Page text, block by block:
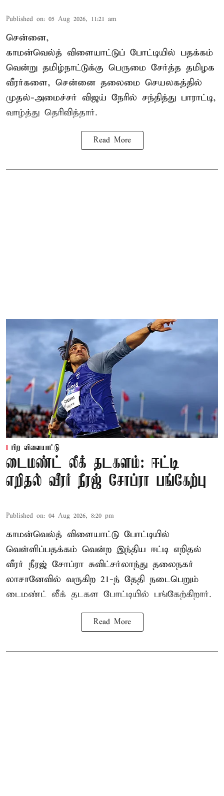
Published on: 05 Aug 2026, 11:21 am
சென்னை,
காமன்வெல்த் விளையாட்டுப் போட்டியில் பதக்கம்
வென்று தமிழ்நாட்டுக்கு பெருமை சேர்த்த தமிழக
வீரர்களை, சென்னை தலைமை செயலகத்தில்
முதல்-அமைச்சர் விஜய் நேரில் சந்தித்து பாராட்டி,
வாழ்த்து தெரிவித்தார்.
Read More
பிற விளையாட்டு
டைமண்ட் லீக் தடகளம்: ஈட்டி
எறிதல் வீரர் நீரஜ் சோப்ரா பங்கேற்பு
Published on: 04 Aug 2026, 8:20 pm
காமன்வெல்த் விளையாட்டு போட்டியில்
வெள்ளிப்பதக்கம் வென்ற இந்திய ஈட்டி எறிதல்
வீரர் நீரஜ் சோப்ரா சுவிட்சர்லாந்து தலைநகர்
லாசானேவில் வருகிற 21-ந் தேதி நடைபெறும்
டைமண்ட் லீக் தடகள போட்டியில் பங்கேற்கிறார்.
Read More